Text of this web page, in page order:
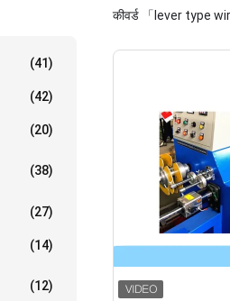
(41)
(42)
(20)
(38)
(27)
(14)
(12)
कीवर्ड 「lever type